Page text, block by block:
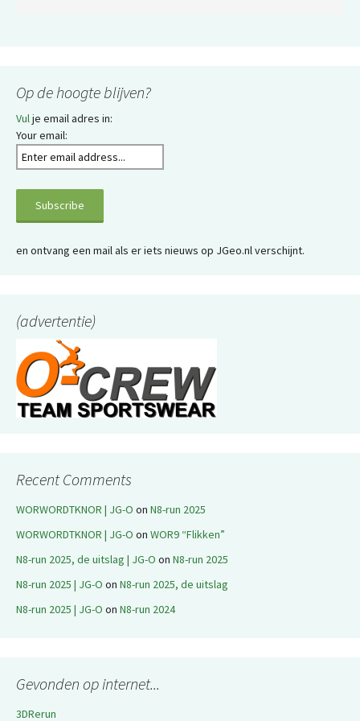
Op de hoogte blijven?
Vulje email adres in:
Your email:
en ontvang een mail als er iets nieuws op JGeo.nl verschijnt.
(advertentie)
Recent Comments
WORWORDTKNOR | JG-O on N8-run 2025
WORWORDTKNOR | JG-O on WOR9 “Flikken”
N8-run 2025, de uitslag | JG-O on N8-run 2025
N8-run 2025 | JG-O on N8-run 2025, de uitslag
N8-run 2025 | JG-O on N8-run 2024
Gevonden op internet...
3DRerun